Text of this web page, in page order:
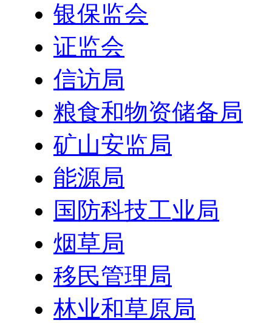
银保监会
证监会
信访局
粮食和物资储备局
矿山安监局
能源局
国防科技工业局
烟草局
移民管理局
林业和草原局